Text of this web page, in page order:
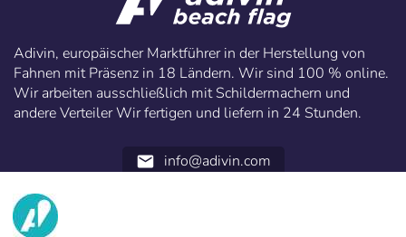
Adivin, europäischer Marktführer in der Herstellung von
Fahnen mit Präsenz in 18 Ländern. Wir sind 100 % online.
Wir arbeiten ausschließlich mit Schildermachern und
andere Verteiler Wir fertigen und liefern in 24 Stunden.
email info@adivin.com